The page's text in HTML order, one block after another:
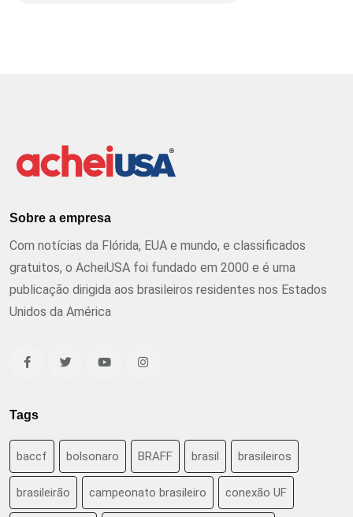
Sobre a empresa
Com notícias da Flórida, EUA e mundo, e classificados
gratuitos, o AcheiUSA foi fundado em 2000 e é uma
publicação dirigida aos brasileiros residentes nos Estados
Unidos da América
Tags
baccf bolsonaro BRAFF brasil brasileiros
brasileirão campeonato brasileiro conexão UF